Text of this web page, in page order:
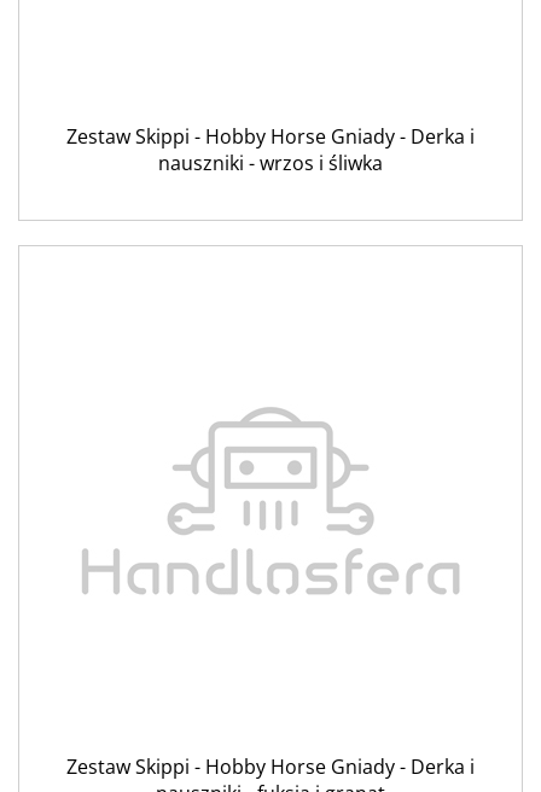
Zestaw Skippi - Hobby Horse Gniady - Derka i
nauszniki - wrzos i śliwka
Zestaw Skippi - Hobby Horse Gniady - Derka i